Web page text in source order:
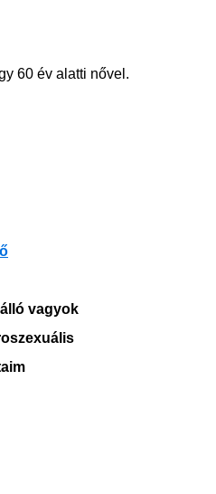
60 év alatti nővel.
vagyok